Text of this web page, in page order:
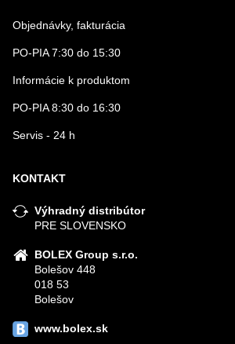
Objednávky, fakturácia
PO-PIA 7:30 do 15:30
Informácie k produktom
PO-PIA 8:30 do 16:30
Servis - 24 h
KONTAKT
Výhradný distribútor
PRE SLOVENSKO
BOLEX Group s.r.o.
Bolešov 448
018 53
Bolešov
www.bolex.sk